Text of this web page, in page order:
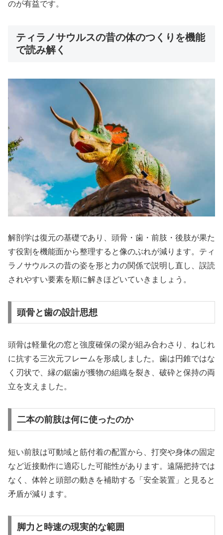
のが有益です。
ティラノサウルスの昔の体のつくりを機能
で読み解く
解剖学は復元の基礎であり、頭骨・歯・前肢・後肢が果た
す役割を機能面から整理すると像のぶれが減ります。ティ
ラノサウルスの昔の姿を形と力の関係で説明し直し、誤読
されやすい要素を順に解きほどいていきましょう。
頭骨と歯の設計思想
頭骨は軽量化の窓と強度確保の梁が組み合わさり、ねじれ
に抗する三次元フレームを形成しました。歯は円錐ではな
く刃状で、縁の鋸歯が獲物の組織を裂き、破砕と保持の両
立を支えました。
二本の前肢は何に使ったのか
短い前肢は可動域と筋付着の配置から、打突や身体の固定
など近接動作に適応した可能性があります。遠隔把持では
なく、体幹と頭部の動きを補助する「安全装置」と見ると
矛盾が減ります。
脚力と時速の現実的な範囲